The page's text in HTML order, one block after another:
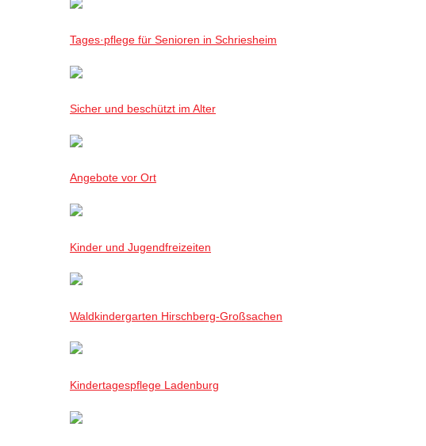
Tages·pflege für Senioren in Schriesheim
Sicher und beschützt im Alter
Angebote vor Ort
Kinder und Jugendfreizeiten
Waldkindergarten Hirschberg-Großsachen
Kindertagespflege Ladenburg